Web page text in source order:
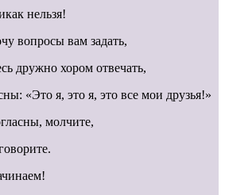
нельзя!
вам задать,
хором отвечать,
я, это я, это все мои друзья!»
молчите,